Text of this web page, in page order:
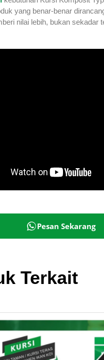
yang benar-benar
nilai lebih, bukan sekadar
Pesan Sekarang
Terkait